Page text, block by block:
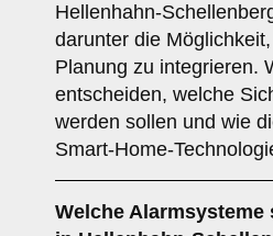
Hellenhahn-
darunter die
Planung zu integrieren.
entscheiden, welche
werden sollen und wie
Smart-Home-
Welche Alarmsysteme